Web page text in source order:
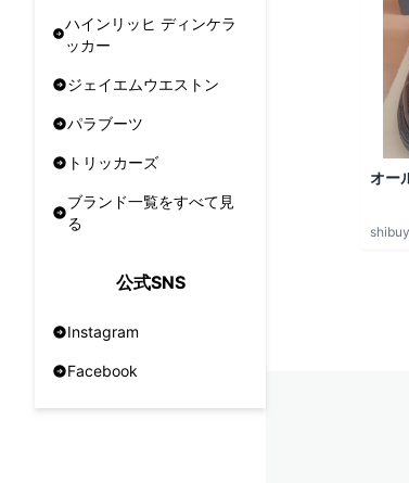
ハインリッヒ ディンケラ
ッカー
ジェイエムウエストン
パラブーツ
トリッカーズ
ブランド一覧をすべて見
る
公式SNS
Instagram
Facebook
オー